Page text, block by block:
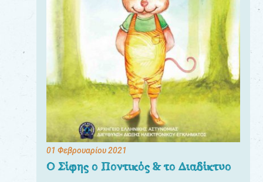
01 Φεβρουαρίου 2021
Ο Σίφης ο Ποντικός & το Διαδίκτυο